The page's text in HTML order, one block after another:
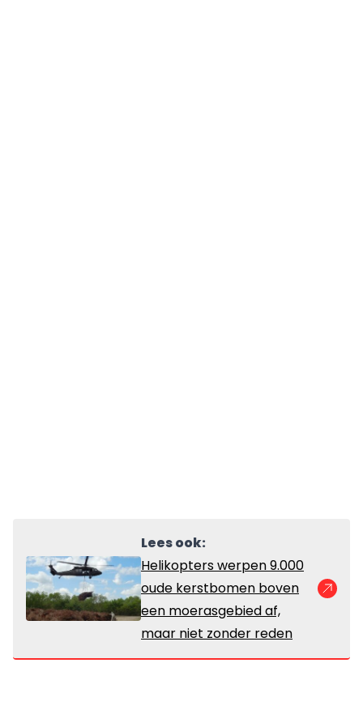
Lees ook:
Helikopters werpen 9.000
oude kerstbomen boven
een moerasgebied af,
maar niet zonder reden